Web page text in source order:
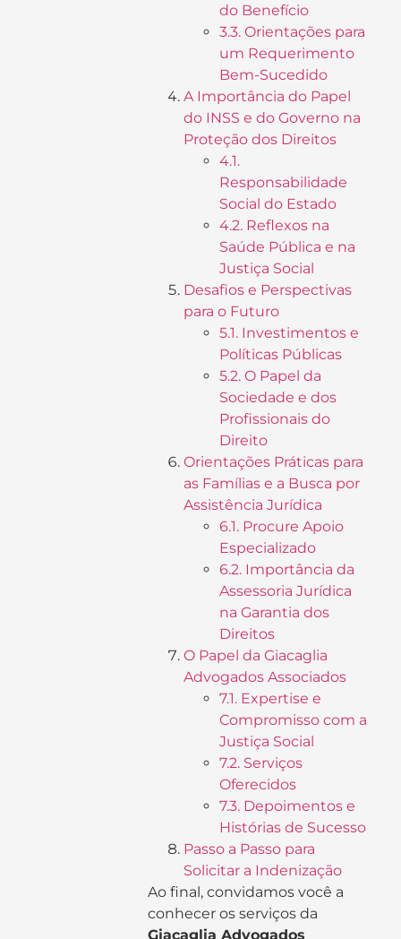
do Benefício
3.3. Orientações para
um Requerimento
Bem-Sucedido
A Importância do Papel
do INSS e do Governo na
Proteção dos Direitos
4.1.
Responsabilidade
Social do Estado
4.2. Reflexos na
Saúde Pública e na
Justiça Social
Desafios e Perspectivas
para o Futuro
5.1. Investimentos e
Políticas Públicas
5.2. O Papel da
Sociedade e dos
Profissionais do
Direito
Orientações Práticas para
as Famílias e a Busca por
Assistência Jurídica
6.1. Procure Apoio
Especializado
6.2. Importância da
Assessoria Jurídica
na Garantia dos
Direitos
O Papel da Giacaglia
Advogados Associados
7.1. Expertise e
Compromisso com a
Justiça Social
7.2. Serviços
Oferecidos
7.3. Depoimentos e
Histórias de Sucesso
Passo a Passo para
Solicitar a Indenização
Ao final, convidamos você a
conhecer os serviços da
Giacaglia Advogados